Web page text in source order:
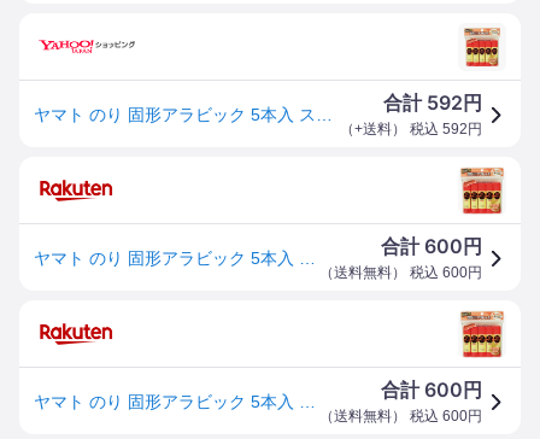
合計 592 円
（+送料） 税込 592 円
合計600 円
（送料無料） 税込 600円
合計600 円
（送料無料） 税込 600円